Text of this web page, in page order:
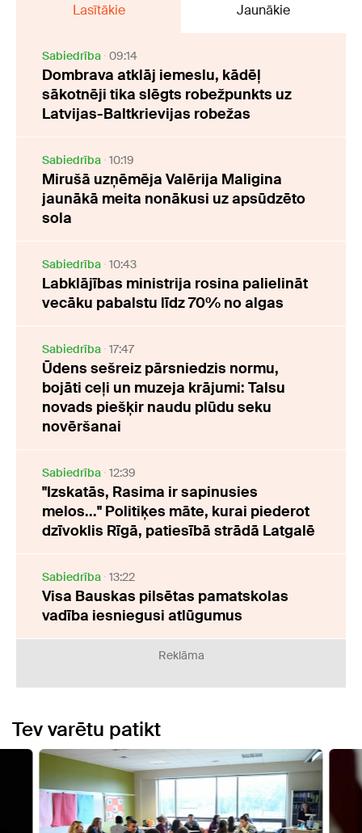
Lasītākie Jaunākie
Sabiedrība 09:14
Dombrava atklāj iemeslu, kādēļ
sākotnēji tika slēgts robežpunkts uz
Latvijas-Baltkrievijas robežas
Sabiedrība 10:19
Mirušā uzņēmēja Valērija Maligina
jaunākā meita nonākusi uz apsūdzēto
sola
Sabiedrība 10:43
Labklājības ministrija rosina palielināt
vecāku pabalstu līdz 70% no algas
Sabiedrība 17:47
Ūdens sešreiz pārsniedzis normu,
bojāti ceļi un muzeja krājumi: Talsu
novads piešķir naudu plūdu seku
novēršanai
Sabiedrība 12:39
"Izskatās, Rasima ir sapinusies
melos..." Politiķes māte, kurai piederot
dzīvoklis Rīgā, patiesībā strādā Latgalē
Sabiedrība 13:22
Visa Bauskas pilsētas pamatskolas
vadība iesniegusi atlūgumus
Reklāma
Tev varētu patikt